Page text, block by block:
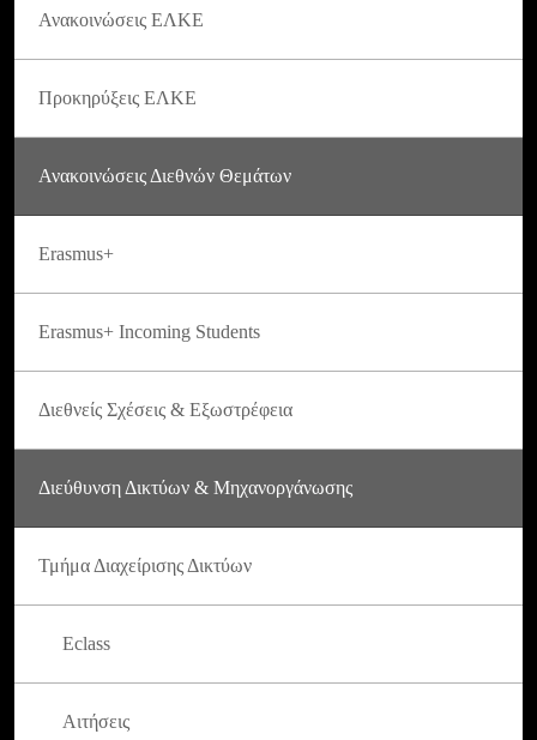
Ανακοινώσεις ΕΛΚΕ
Προκηρύξεις ΕΛΚΕ
Ανακοινώσεις Διεθνών Θεμάτων
Erasmus+
Erasmus+ Incoming Students
Διεθνείς Σχέσεις & Εξωστρέφεια
Διεύθυνση Δικτύων & Μηχανοργάνωσης
Τμήμα Διαχείρισης Δικτύων
Eclass
Αιτήσεις